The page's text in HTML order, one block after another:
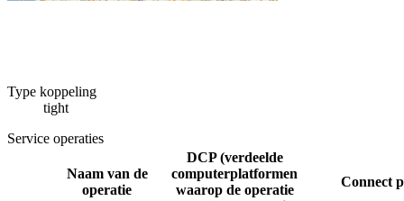
Type koppeling
tight
Service operaties
Naam van de
operatie
DCP (verdeelde
computerplatformen
waarop de operatie
Connect